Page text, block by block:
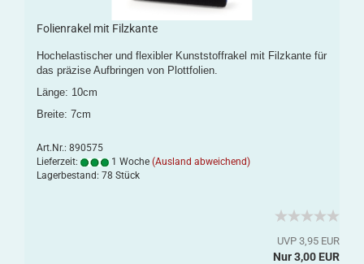
Folienrakel mit Filzkante
Hochelastischer und flexibler Kunststoffrakel mit Filzkante für
das präzise Aufbringen von Plottfolien.
Länge: 10cm
Breite: 7cm
Art.Nr.: 890575
Lieferzeit:
1 Woche (Ausland abweichend)
Lagerbestand: 78 Stück
UVP 3,95 EUR
Nur 3,00 EUR